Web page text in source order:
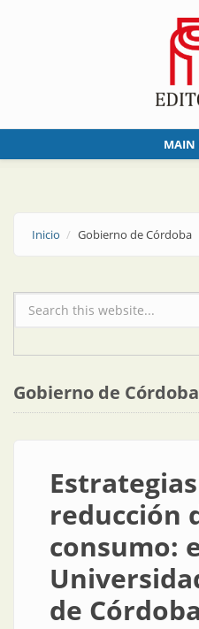
MAIN
Inicio Gobierno de Córdoba
Formulario de búsqueda
Gobierno de Córdoba
reducción
consumo:
de Córdoba